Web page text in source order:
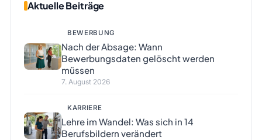
Aktuelle Beiträge
BEWERBUNG
Nach der Absage: Wann
Bewerbungsdaten gelöscht werden
müssen
7. August 2026
KARRIERE
Lehre im Wandel: Was sich in 14
Berufsbildern verändert